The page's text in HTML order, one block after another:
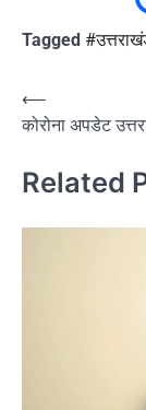
Tagged
Post
navigation
⟵
कोरोना अपडेट
Related